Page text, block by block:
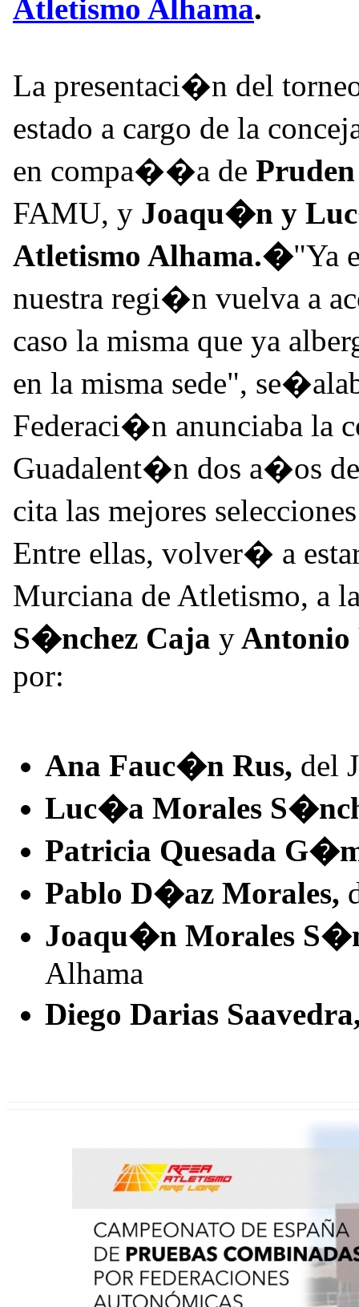
Atletismo Alhama.
La presentaci�n del
estado a cargo de la
en compa��a de
FAMU, y Joaqu�n y
Atletismo Alhama.�"Ya
nuestra regi�n vuelva a
caso la misma que ya
en la misma sede",
Federaci�n anunciaba la
Guadalent�n dos a�os
cita las mejores
Entre ellas, volver� a
Murciana de Atletismo, a
S�nchez Caja yAntonio
por:
Ana Fauc�n Rus, del
Luc�a Morales
Patricia Quesada
Pablo D�az Morales,
Joaqu�n Morales
Alhama
Diego Darias